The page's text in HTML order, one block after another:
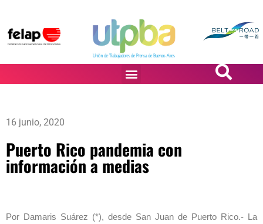
16 junio, 2020
Puerto Rico pandemia con
información a medias
Por Damaris Suárez (*), desde San Juan de Puerto Rico.- La